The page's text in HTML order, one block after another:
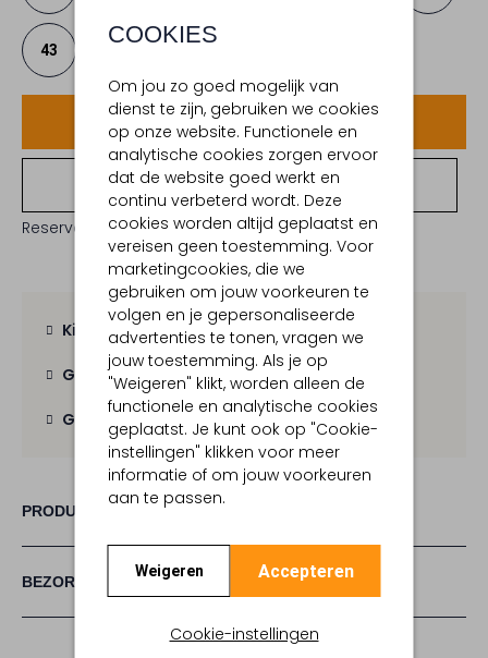
COOKIES
Om jou zo goed mogelijk van
dienst te zijn, gebruiken we cookies
op onze website. Functionele en
analytische cookies zorgen ervoor
dat de website goed werkt en
continu verbeterd wordt. Deze
cookies worden altijd geplaatst en
vereisen geen toestemming. Voor
marketingcookies, die we
gebruiken om jouw voorkeuren te
volgen en je gepersonaliseerde
advertenties te tonen, vragen we
jouw toestemming. Als je op
"Weigeren" klikt, worden alleen de
functionele en analytische cookies
geplaatst. Je kunt ook op "Cookie-
instellingen" klikken voor meer
informatie of om jouw voorkeuren
aan te passen.
Weigeren Accepteren
Cookie-instellingen
43
Voeg toe
Bekijk winkelvoorraad
Reserveer direct in een van onze 19 boutiques
Kies zelf je bezorgmoment
Gratis verzendingvanaf € 100,-
Gratis retour binnen 30 dagen
PRODUCT INFORMATIE
BEZORGEN & RETOURNEREN